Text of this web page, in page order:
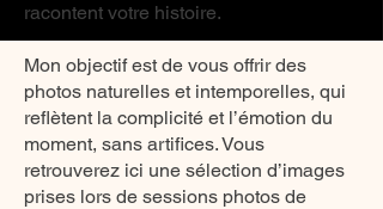
racontent votre histoire.
Mon objectif est de vous offrir des
photos naturelles et intemporelles, qui
reflètent la complicité et l’émotion du
moment, sans artifices. Vous
retrouverez ici une sélection d’images
prises lors de sessions photos de